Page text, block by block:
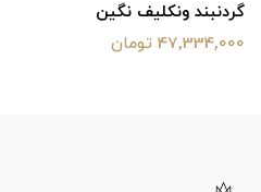
گردنبند ونکلیف نگین
47,334,000 تومان